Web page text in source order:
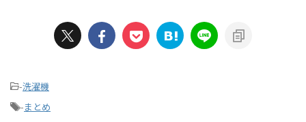
-洗濯機
-まとめ